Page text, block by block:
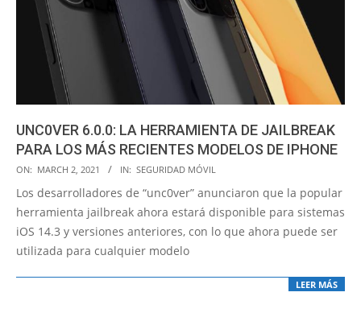
UNC0VER 6.0.0: LA HERRAMIENTA DE JAILBREAK
PARA LOS MÁS RECIENTES MODELOS DE IPHONE
2021-
03-
02
ON: MARCH 2, 2021 IN: SEGURIDAD MÓVIL
Los desarrolladores de “unc0ver” anunciaron que la popular
herramienta jailbreak ahora estará disponible para sistemas
iOS 14.3 y versiones anteriores, con lo que ahora puede ser
utilizada para cualquier modelo
LEER MÁS